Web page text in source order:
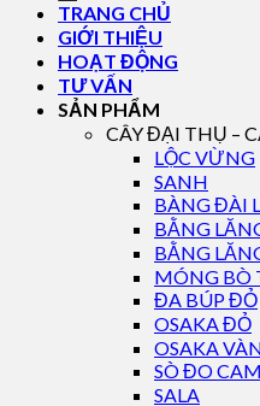
TRANG CHỦ
GIỚI THIỆU
HOẠT ĐỘNG
TƯ VẤN
SẢN PHẨM
CÂY ĐẠI THỤ –
LỘC VỪNG
SANH
BÀNG ĐÀI
BẰNG
BẰNG
MÓNG BÒ
ĐA BÚP ĐỎ
OSAKA ĐỎ
OSAKA
SÒ ĐO CAM
SALA